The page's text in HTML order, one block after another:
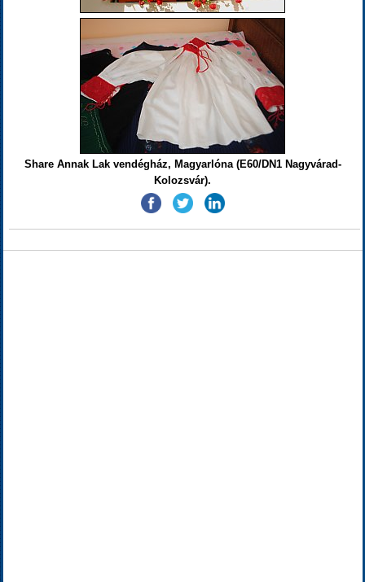
Share Annak Lak vendégház, Magyarlóna (E60/DN1 Nagyvárad-
Kolozsvár).